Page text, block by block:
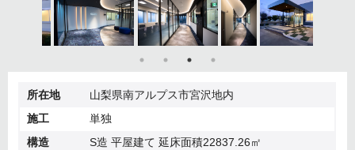
所在地
山梨県南アルプス市宮沢地内
施工
単独
構造
S造 平屋建て 延床面積22837.26㎡